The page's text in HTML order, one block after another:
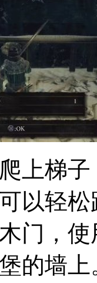
上梯
以轻
门，
的墙